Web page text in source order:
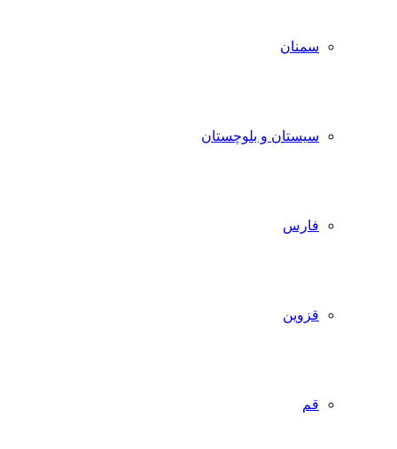
سمنان
سیستان و بلوچستان
فارس
قزوین
قم